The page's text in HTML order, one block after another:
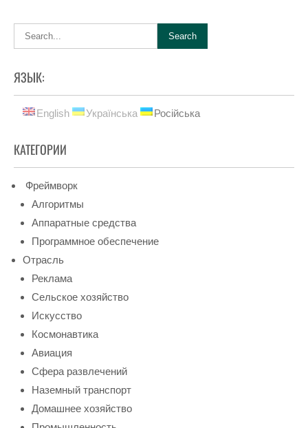
ЯЗЫК:
English Українська Російська
КАТЕГОРИИ
Фреймворк
Алгоритмы
Аппаратные средства
Программное обеспечение
Отрасль
Реклама
Сельское хозяйство
Искусство
Космонавтика
Авиация
Сфера развлечений
Наземный транспорт
Домашнее хозяйство